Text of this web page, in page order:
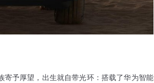
寄予厚望，出生就自带光环：搭载了华为智能